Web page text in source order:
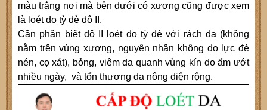
màu trắng nơi mà bên dưới có xương cũng được xem
là loét do tỳ đè độ II.
Cần phân biệt độ II loét do tỳ đè với rách da (không
nằm trên vùng xương, nguyên nhân không do lực đè
nén, cọ xát), bỏng, viêm da quanh vùng kín do ẩm ướt
nhiều ngày, và tổn thương da nông diện rộng.